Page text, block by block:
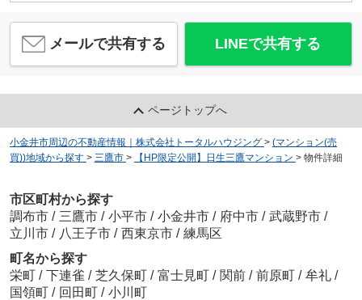
メールで共有する LINEで共有する
ページトップへ
小金井市周辺の不動産情報｜株式会社トータルハウジング > (マンション(売
買))地域から探す > 三鷹市 > 【HP限定公開】日生三鷹マンション > 物件詳細
市区町村から探す
調布市 / 三鷹市 / 小平市 / 小金井市 / 府中市 / 武蔵野市 /
立川市 / 八王子市 / 西東京市 / 練馬区
町名から探す
栄町 / 下連雀 / 芝久保町 / 富士見町 / 関前 / 前原町 / 牟礼 /
国領町 / 回田町 / 小川町